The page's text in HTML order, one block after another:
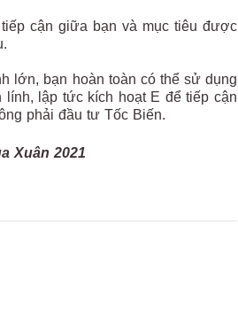
cận giữa bạn và mục tiêu được
lớn, bạn hoàn toàn có thể sử dụng
lập tức kích hoạt E để tiếp cận
phải đầu tư Tốc Biến.
Xuân 2021